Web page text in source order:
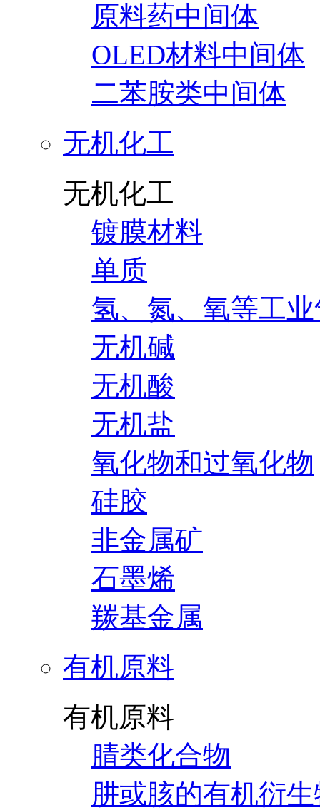
原料药中间体
OLED材料中间体
二苯胺类中间体
无机化工
无机化工
镀膜材料
单质
氢、氮、氧等工
无机碱
无机酸
无机盐
氧化物和过氧化物
硅胶
非金属矿
石墨烯
羰基金属
有机原料
有机原料
腈类化合物
肼或胲的有机衍